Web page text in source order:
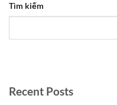
Tìm kiếm
Recent Posts